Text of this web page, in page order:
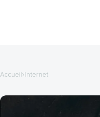
Accueil›Internet